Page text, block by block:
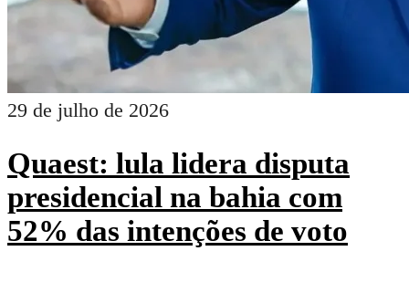
29 de julho de 2026
Quaest: lula lidera disputa
presidencial na bahia com
52% das intenções de voto